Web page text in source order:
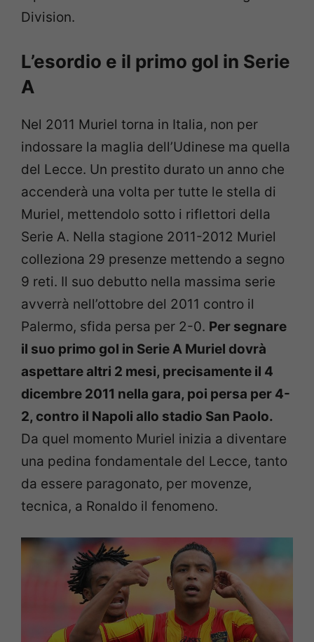
Division.
L’esordio e il primo gol in Serie
A
Nel 2011 Muriel torna in Italia, non per
indossare la maglia dell’Udinese ma quella
del Lecce. Un prestito durato un anno che
accenderà una volta per tutte le stella di
Muriel, mettendolo sotto i riflettori della
Serie A. Nella stagione 2011-2012 Muriel
colleziona 29 presenze mettendo a segno
9 reti. Il suo debutto nella massima serie
avverrà nell’ottobre del 2011 contro il
Palermo, sfida persa per 2-0. Per segnare
il suo primo gol in Serie A Muriel dovrà
aspettare altri 2 mesi, precisamente il 4
dicembre 2011 nella gara, poi persa per 4-
2, contro il Napoli allo stadio San Paolo.
Da quel momento Muriel inizia a diventare
una pedina fondamentale del Lecce, tanto
da essere paragonato, per movenze,
tecnica, a Ronaldo il fenomeno.